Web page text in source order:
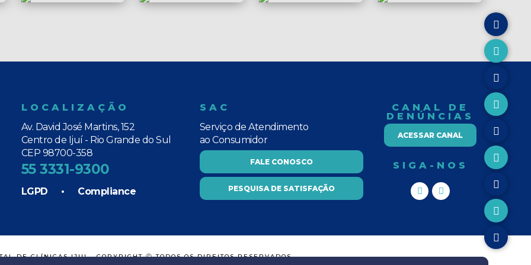
LOCALIZAÇÃO
Av. David José Martins, 152
Centro de Ijuí - Rio Grande do Sul
CEP 98700-358
55 3331-9300
LGPD • Compliance
SAC
Serviço de Atendimento
ao Consumidor
FALE CONOSCO
PESQUISA DE SATISFAÇÃO
CANAL DE
DENÚNCIAS
ACESSAR CANAL
SIGA-NOS
DE CLÍNICAS IJUI - COPYRIGHT Ⓒ TODOS OS DIREITOS RESERVADOS